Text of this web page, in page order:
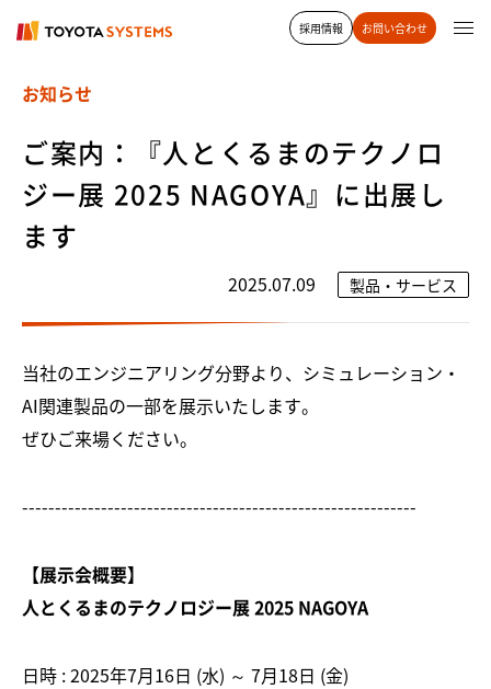
採用情報 お問い合わせ
お知らせ
ご案内：『人とくるまのテクノロ
ジー展 2025 NAGOYA』に出展し
ます
2025.07.09 製品・サービス
当社のエンジニアリング分野より、シミュレーション・
AI関連製品の一部を展示いたします。
ぜひご来場ください。
------------------------------------------------------------
【展示会概要】
人とくるまのテクノロジー展 2025 NAGOYA
日時 : 2025年7月16日 (水) ～ 7月18日 (金)